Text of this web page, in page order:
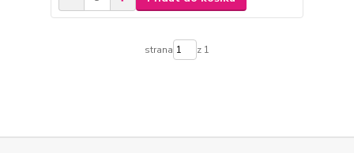
strana z 1